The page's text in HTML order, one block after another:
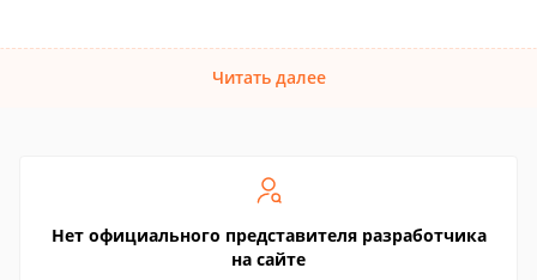
Читать далее
Нет официального представителя разработчика
на сайте